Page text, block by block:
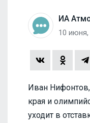
ИА
10 июня,
Иван Нифонтов,
края и
уходит в